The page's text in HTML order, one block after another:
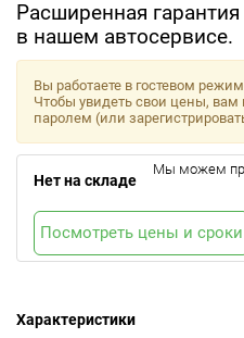
Расширенная
в нашем автосервисе.
Характеристики
Вы работаете в гостевом
Чтобы увидеть свои цены,
паролем (или
Нет на складе
Мы можем
Посмотреть цены и сроки